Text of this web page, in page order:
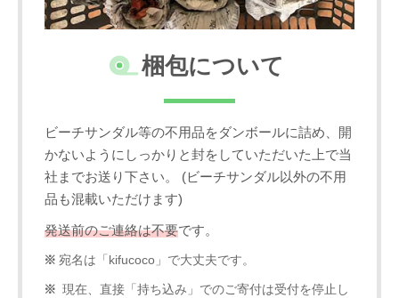
梱包について
ビーチサンダル等の不用品をダンボールに詰め、開
かないようにしっかりと封をしていただいた上で当
社までお送り下さい。 (ビーチサンダル以外の不用
品も混載いただけます)
発送前のご連絡は不要です。
宛名は「kifucoco」で大丈夫です。
現在、直接「持ち込み」でのご寄付は受付を停止し